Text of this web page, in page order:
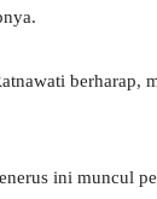
berharap,
ini muncul